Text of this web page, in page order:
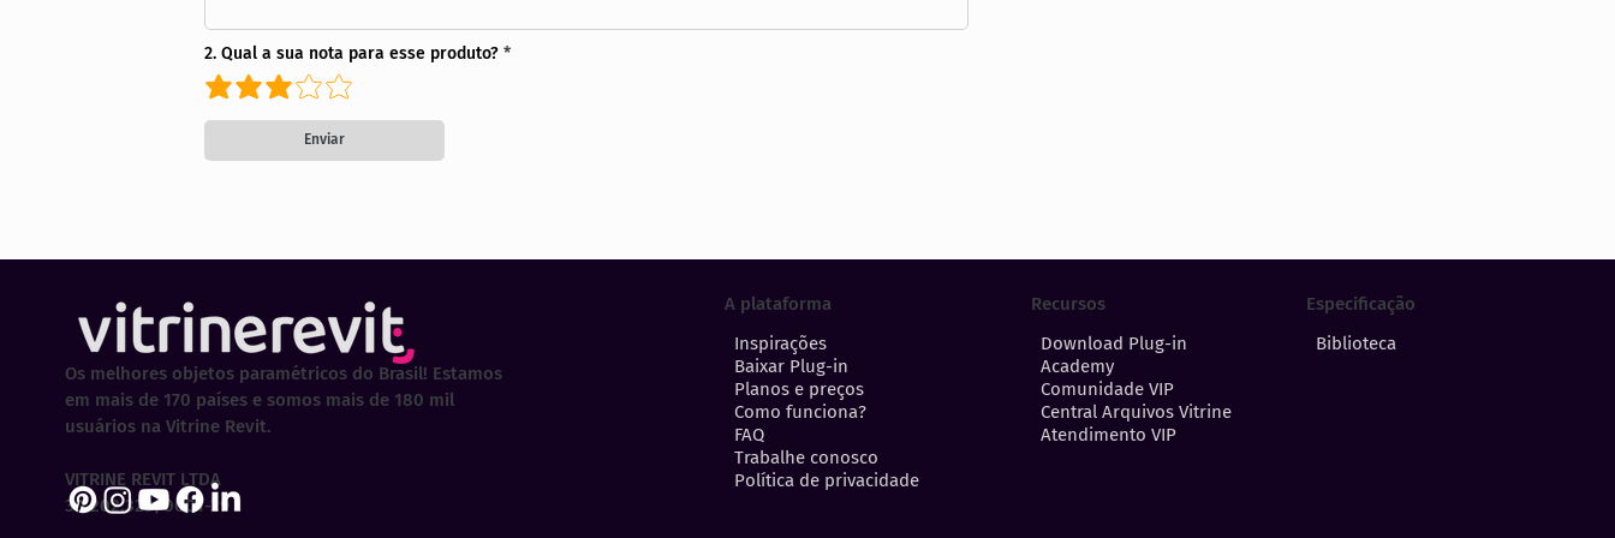
2. Qual a sua nota para esse produto?
Enviar
A plataforma
Inspirações
Baixar Plug-in
Planos e preços
Como funciona?
FAQ
Trabalhe conosco
Política de privacidade
Recursos
Download Plug-in
Academy
Comunidade VIP
Central Arquivos Vitrine
Atendimento VIP
Especificação
Biblioteca
Os melhores objetos paramétricos do Brasil! Estamos
em mais de 170 países e somos mais de 180 mil
usuários na Vitrine Revit.
VITRINE REVIT LTDA
30.202.323/0001-29